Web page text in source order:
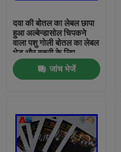
उत्पादों
हमारे बारे में
दवा की बोतल का लेबल छापा
हुआ अल्बेन्डासोल चिपकने
वाला पशु गोली बोतल का लेबल
भेड़ और बकरी के लिए
जांच भेजें